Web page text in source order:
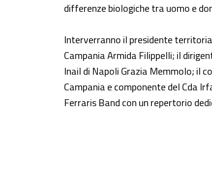
differenze biologiche tra uomo e
Interverranno il presidente
Campania Armida Filippelli; il
Inail di Napoli Grazia Memmolo; il
Campania e componente del Cda
Ferraris Band con un repertorio